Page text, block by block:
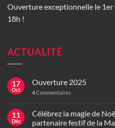
Ouverture exceptionnelle le 1er
18h !
ACTUALITÉ
17
Oct
Ouverture 2025
4Commentaires
11
Déc
Célébrez la magie de
partenaire festif de la